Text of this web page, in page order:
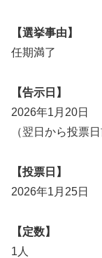
【選挙事由】
任期満了
【告示日】
2026年1月20日
（翌日から投票
【投票日】
2026年1月25日
【定数】
1人